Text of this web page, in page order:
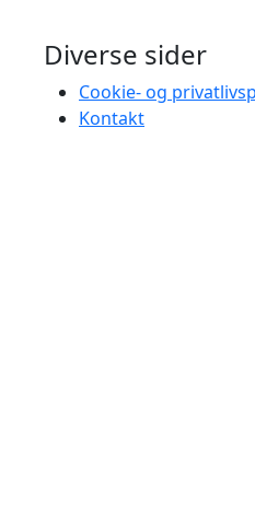
Diverse sider
Cookie- og
Kontakt